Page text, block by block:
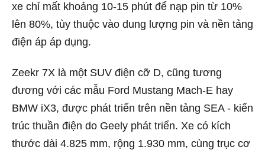
xe chỉ mất khoảng 10-15 phút để nạp pin từ 10%
lên 80%, tùy thuộc vào dung lượng pin và nền tảng
điện áp áp dụng.
Zeekr 7X là một SUV điện cỡ D, cũng tương
đương với các mẫu Ford Mustang Mach-E hay
BMW iX3, được phát triển trên nền tảng SEA - kiến
trúc thuần điện do Geely phát triển. Xe có kích
thước dài 4.825 mm, rộng 1.930 mm, cùng trục cơ